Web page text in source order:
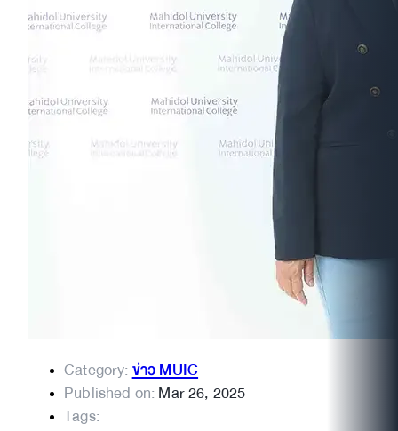
Category:ข่าว MUIC
Published on:Mar 26, 2025
Tags: